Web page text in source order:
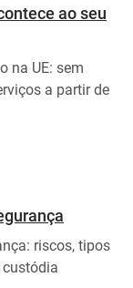
ao seu
na UE: sem
a partir de
riscos, tipos
custódia